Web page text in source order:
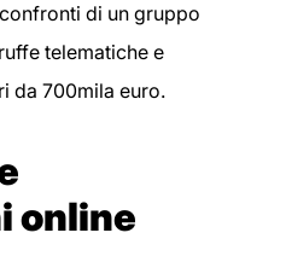
di un gruppo
telematiche e
da 700mila euro.
online